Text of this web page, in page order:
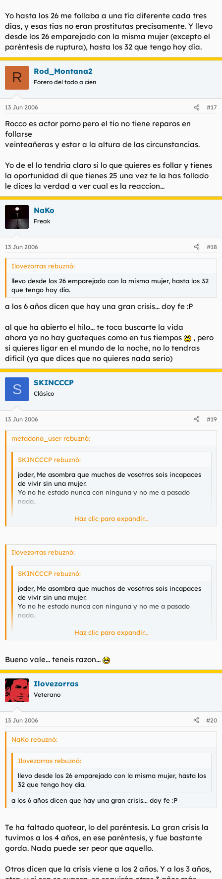
Yo hasta los 26 me follaba a una tía diferente cada tres
días, y esas tías no eran prostitutas precisamente. Y llevo
desde los 26 emparejado con la misma mujer (excepto el
paréntesis de ruptura), hasta los 32 que tengo hoy día.
R Rod_Montana2
Forero del todo a cien
13 Jun 2006 #17
Rocco es actor porno pero el tio no tiene reparos en
follarse
veinteañeras y estar a la altura de las circunstancias.
Yo de el lo tendria claro si lo que quieres es follar y tienes
la oportunidad di que tienes 25 una vez te la has follado
le dices la verdad a ver cual es la reaccion...
NaKo
Freak
13 Jun 2006 #18
Ilovezorras rebuznó:
llevo desde los 26 emparejado con la misma mujer, hasta los 32
que tengo hoy día.
a los 6 años dicen que hay una gran crisis... doy fe :P
al que ha abierto el hilo... te toca buscarte la vida
ahora ya no hay guateques como en tus tiempos
, pero
si quieres ligar en el mundo de la noche, no lo tendras
dificil (ya que dices que no quieres nada serio)
S SKINCCCP
Clásico
13 Jun 2006 #19
metadona_user rebuznó:
SKINCCCP rebuznó:
joder, Me asombra que muchos de vosotros sois incapaces
de vivir sin una mujer.
Yo no he estado nunca con ninguna y no me a pasado
nada.
Si estuvierais en mi lugar, que hariais? suicidaros?
Haz clic para expandir...
Tu haces trampas
Haz clic para expandir...
Ilovezorras rebuznó:
SKINCCCP rebuznó:
joder, Me asombra que muchos de vosotros sois incapaces
de vivir sin una mujer.
Yo no he estado nunca con ninguna y no me a pasado
nada.
Si estuvierais en mi lugar, que hariais? suicidaros?
Haz clic para expandir...
Tú tampoco puedes vivir sin ninguna.
Me refiero a las putas.
Cada uno necesita de la mujer a su manera.
Y necesitarlas a tu manera, es necesitar a las prostitutas.
Otros necesitamos otras facetas de la mujer.
tiempo.
Yo hasta los 26 me follaba a una tía diferente cada tres días, y
esas tías no eran prostitutas precisamente. Y llevo desde los 26
emparejado con la misma mujer (excepto el paréntesis de
ruptura), hasta los 32 que tengo hoy día.
Haz clic para expandir...
Bueno vale... teneis razon...
Ilovezorras
Veterano
13 Jun 2006 #20
NaKo rebuznó:
Ilovezorras rebuznó:
llevo desde los 26 emparejado con la misma mujer, hasta los
32 que tengo hoy día.
a los 6 años dicen que hay una gran crisis... doy fe :P
Te ha faltado quotear, lo del paréntesis. La gran crisis la
tuvimos a los 4 años, en ese paréntesis, y fue bastante
gorda. Nada puede ser peor que aquello.
Otros dicen que la crisis viene a los 2 años. Y a los 3 años,